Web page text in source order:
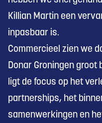
Killian Martin een
inpasbaar is.
Commercieel zien we
Donar Groningen groot
ligt de focus op het
partnerships, het
samenwerkingen en